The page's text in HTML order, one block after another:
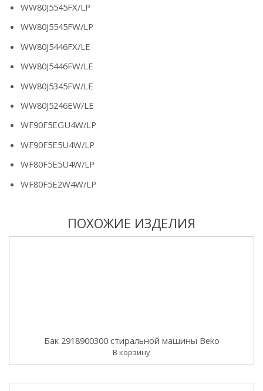
WW80J5545FX/LP
WW80J5545FW/LP
WW80J5446FX/LE
WW80J5446FW/LE
WW80J5345FW/LE
WW80J5246EW/LE
WF90F5EGU4W/LP
WF90F5E5U4W/LP
WF80F5E5U4W/LP
WF80F5E2W4W/LP
ПОХОЖИЕ ИЗДЕЛИЯ
Бак 2918900300 стиральной машины Beko
В корзину